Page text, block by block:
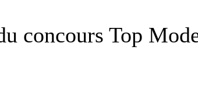
concours Top